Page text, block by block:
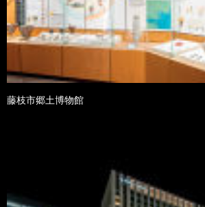
藤枝市郷土博物館